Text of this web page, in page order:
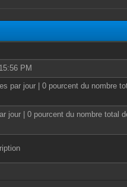
PM
par jour | 0 pourcent du nombre
jour | 0 pourcent du nombre total